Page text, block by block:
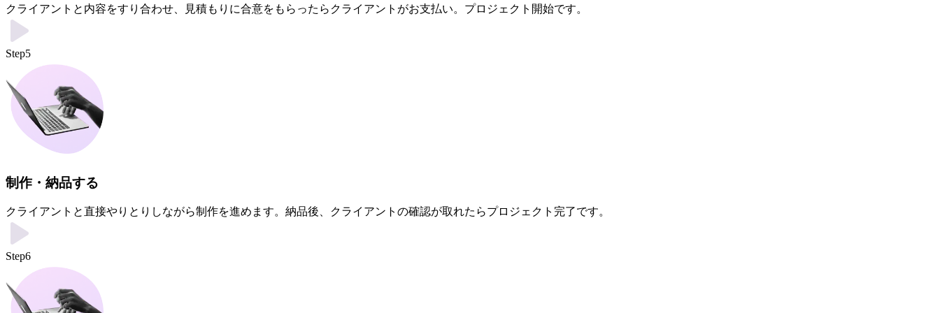
クライアントと内容をすり合わせ、見積もりに合意をもらったらクライアントがお支払い。プロジェクト開始です。
Step5
制作・納品する
クライアントと直接やりとりしながら制作を進めます。納品後、クライアントの確認が取れたらプロジェクト完了です。
Step6